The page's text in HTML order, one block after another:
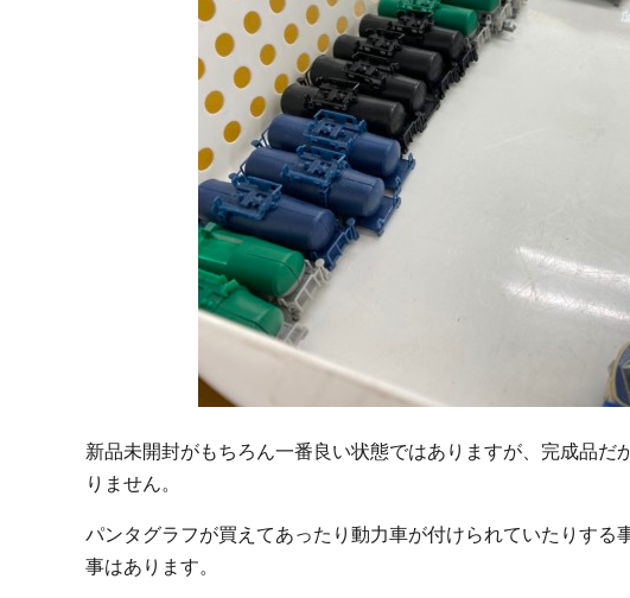
新品未開封がもちろん一番良い状態ではありますが、完成品だ
りません。
パンタグラフが買えてあったり動力車が付けられていたりする
事はあります。